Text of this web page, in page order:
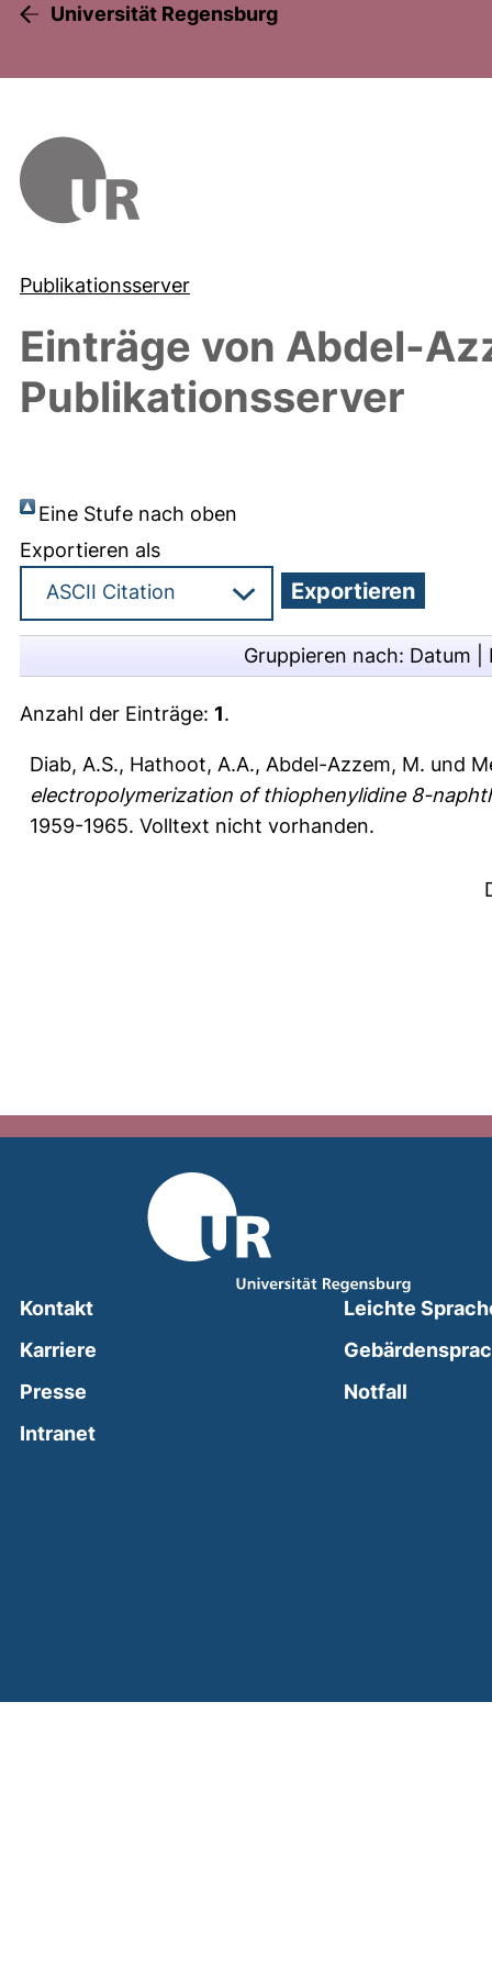
Universität Regensburg
Publikationsserver
Einträge von Abdel-
Publikationsserver
Eine Stufe nach oben
Exportieren als
Gruppieren nach: Datum
Anzahl der Einträge: 1.
Diab, A.S., Hathoot, A.A., Abdel-Azzem, M. und
electropolymerization of thiophenylidine 8-
1959-1965. Volltext nicht vorhanden.
Kontakt
Karriere
Presse
Intranet(external link, opens in a new window)
Leichte
Notfall